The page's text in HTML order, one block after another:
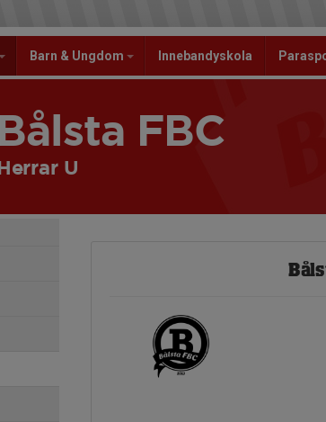
Barn & Ungdom Innebandyskola
Bålsta FBC
Herrar U